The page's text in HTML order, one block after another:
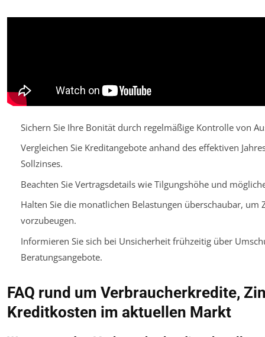
Sichern Sie Ihre Bonität durch regelmäßige Kontrolle von
Vergleichen Sie Kreditangebote anhand des effektiven
Sollzinses.
Beachten Sie Vertragsdetails wie Tilgungshöhe und
Halten Sie die monatlichen Belastungen überschaubar, um
vorzubeugen.
Informieren Sie sich bei Unsicherheit frühzeitig über
Beratungsangebote.
FAQ rund um Verbraucherkredite,
Kreditkosten im aktuellen Markt